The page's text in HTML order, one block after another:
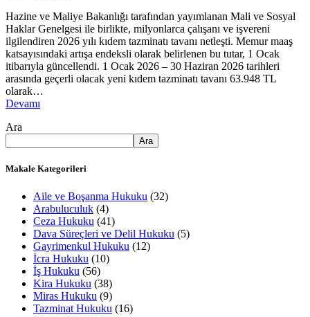
Hazine ve Maliye Bakanlığı tarafından yayımlanan Mali ve Sosyal
Haklar Genelgesi ile birlikte, milyonlarca çalışanı ve işvereni
ilgilendiren 2026 yılı kıdem tazminatı tavanı netleşti. Memur maaş
katsayısındaki artışa endeksli olarak belirlenen bu tutar, 1 Ocak
itibarıyla güncellendi. 1 Ocak 2026 – 30 Haziran 2026 tarihleri
arasında geçerli olacak yeni kıdem tazminatı tavanı 63.948 TL
olarak…
Devamı
Ara
Ara
Makale Kategorileri
Aile ve Boşanma Hukuku (32)
Arabuluculuk (4)
Ceza Hukuku (41)
Dava Süreçleri ve Delil Hukuku (5)
Gayrimenkul Hukuku (12)
İcra Hukuku (10)
İş Hukuku (56)
Kira Hukuku (38)
Miras Hukuku (9)
Tazminat Hukuku (16)